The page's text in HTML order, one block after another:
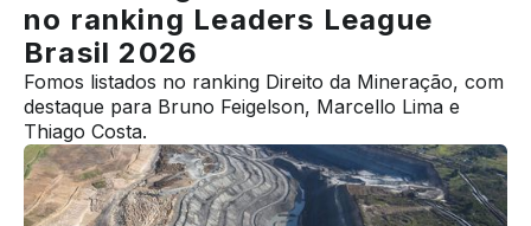
no ranking Leaders League
Brasil 2026
Fomos listados no ranking Direito da Mineração, com
destaque para Bruno Feigelson, Marcello Lima e
Thiago Costa.